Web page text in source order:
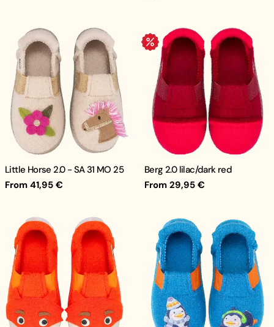
Little Horse 2.0 - SA 31 MO 25
Regular
From 41,95 €
.
Berg 2.0 lilac/dark red
Regular
From 29,95 €